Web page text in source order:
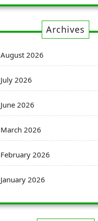
Archives
August 2026
July 2026
June 2026
March 2026
February 2026
January 2026